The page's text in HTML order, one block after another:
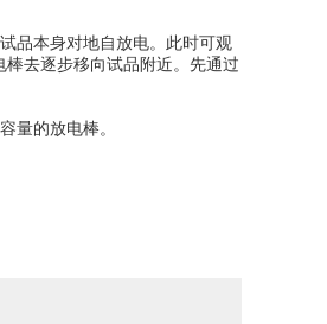
品本身对地自放电。此时可观
去逐步移向试品附近。先通过
大容量的放电棒。